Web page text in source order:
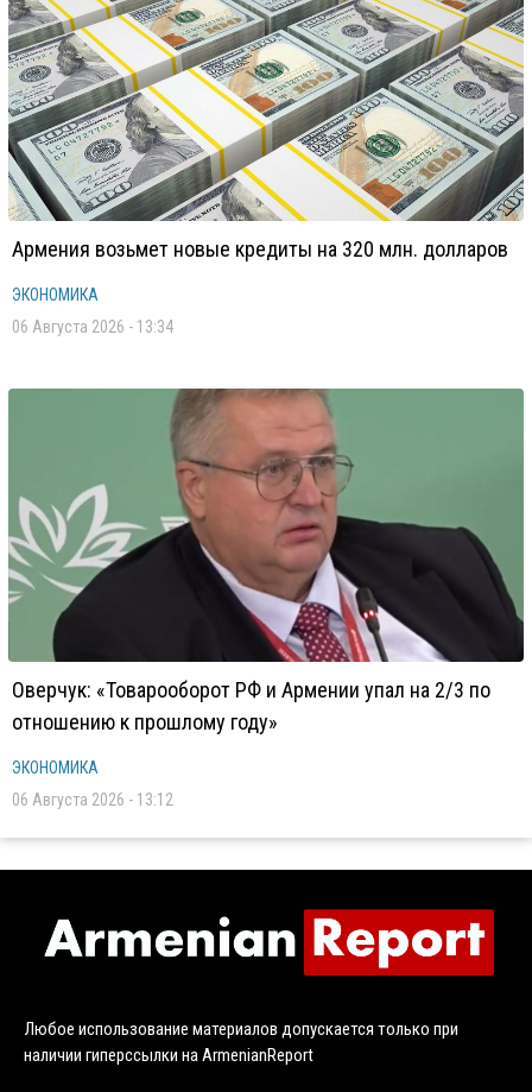
Армения возьмет новые кредиты на 320 млн. долларов
ЭКОНОМИКА
06 Августа 2026 - 13:34
Оверчук: «Товарооборот РФ и Армении упал на 2/3 по
отношению к прошлому году»
ЭКОНОМИКА
06 Августа 2026 - 13:12
Любое использование материалов допускается только при
наличии гиперссылки на ArmenianReport